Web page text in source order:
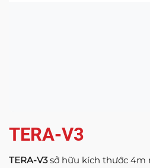
TERA-V3
TERA-V3sở hữu kích thước 4m